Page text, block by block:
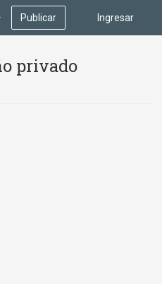
Ingresar
Publicar
privado